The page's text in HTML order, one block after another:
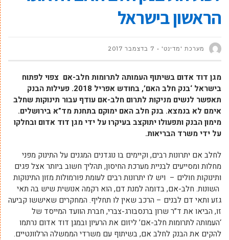
הראשון בישראל
מערכת 'מדינט' 7 בדצמבר 2017
מגן דוד אדום בשיתוף העמותה לתרומות חלב-אם צפוי לפתוח
בישראל ‘בנק חלב האם’, בחודש אפריל 2018. פעילות הבנק
תאפשר לנשים מניקות לתרום חלב-אם עודף עבור תינוקות שחלב
אימם לא בנמצא. בנק חלב האם ימוקם בתחנת מד”א בירושלים.
מימון הבנק ותפעולו יתוקצב בעיקרו על ידי מגן דוד אדום ובחלקו
על ידי משרד הבריאות.
לחלב אם יתרונות רבים, וקיימים בו נוגדנים המגנים על התינוק מפני
מחלות ומסייעים לבניית מערכת החיסון, תהליך חשוב ביותר אצל פגים
ותינוקות חולים – ויש לו יתרונות רבים לעומת פורמולות מזון התינוקות
השונות. חלב-אם, בדומה למנת דם, הוא רקמה אנושית שיש בה תאי
גזע ותאי דם לבנים – הרכב שאין לו תחליף. המחקרים שאיששו קביעה
זו, הביאו את ד”ר שרון ברנסבורג-צברי, חברת הוועד המייסד של
‘העמותה לתרומות חלב-אם’ ליזום את הרעיון ובמגן דוד אדום נרתמו
להקים את הבנק לחלב אם, בשיתוף עם משרדי הממשלה הרלוונטיים.